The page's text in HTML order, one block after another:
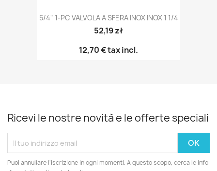
5/4" 1-PC VALVOLA A SFERA INOX INOX 1 1/4
52,19 zł
12,70 €tax incl.
Ricevi le nostre novità e le offerte speciali
Puoi annullare l'iscrizione in ogni momenti. A questo scopo, cerca le info